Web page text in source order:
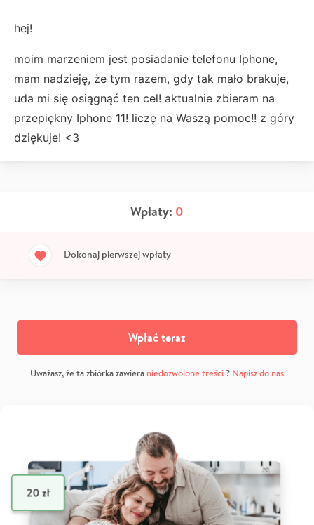
hej!
moim marzeniem jest posiadanie telefonu Iphone,
mam nadzieję, że tym razem, gdy tak mało brakuje,
uda mi się osiągnąć ten cel! aktualnie zbieram na
przepiękny Iphone 11! liczę na Waszą pomoc!! z góry
dziękuje! <3
Wpłaty: 0
Dokonaj pierwszej wpłaty
Wpłać teraz
Uważasz, że ta zbiórka zawiera niedozwolone treści? Napisz do nas